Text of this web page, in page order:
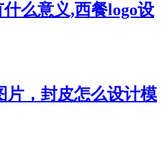
么意义,西餐logo设
片，封皮怎么设计模